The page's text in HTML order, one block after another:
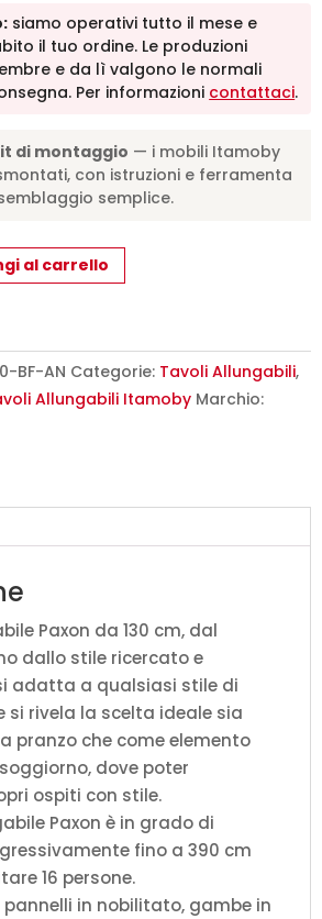
siamo operativi tutto il mese e
il tuo ordine. Le produzioni
e da lì valgono le normali
Per informazioni contattaci.
di montaggio — i mobili Itamoby
con istruzioni e ferramenta
semplice.
al carrello
BF-AN Categorie: Tavoli Allungabili,
Allungabili Itamoby Marchio:
Paxon da 130 cm, dal
dallo stile ricercato e
adatta a qualsiasi stile di
si rivela la scelta ideale sia
pranzo che come elemento
dove poter
ospiti con stile.
Paxon è in grado di
fino a 390 cm
16 persone.
pannelli in nobilitato, gambe in